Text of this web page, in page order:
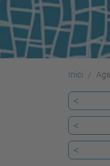
Inici
<
<
<